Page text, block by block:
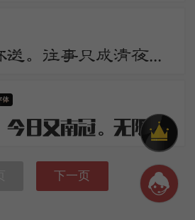
风花将尽持杯送。往事只成清夜梦。莫更登楼。坐想行思已是愁。
三年羁旅客，今日又南冠。无限河山泪，谁言天地宽。已知泉路近，欲别故乡难。毅魄归来日，灵旗空际看。
下一页